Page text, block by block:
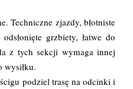
Techniczne zjazdy, błotniste
grzbiety, łatwe do
z tych sekcji wymaga innej
wysiłku.
podziel trasę na odcinki i